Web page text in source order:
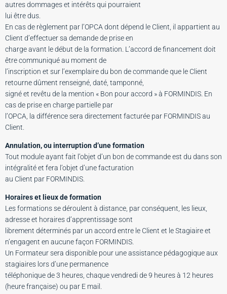
autres dommages et intérêts qui pourraient
lui être dus.
En cas de règlement par l’OPCA dont dépend le Client, il appartient au
Client d’effectuer sa demande de prise en
charge avant le début de la formation. L’accord de financement doit
être communiqué au moment de
l’inscription et sur l’exemplaire du bon de commande que le Client
retourne dûment renseigné, daté, tamponné,
signé et revêtu de la mention « Bon pour accord » à FORMINDIS. En
cas de prise en charge partielle par
l’OPCA, la différence sera directement facturée par FORMINDIS au
Client.
Annulation, ou interruption d’une formation
Tout module ayant fait l’objet d’un bon de commande est du dans son
intégralité et fera l’objet d’une facturation
au Client par FORMINDIS.
Horaires et lieux de formation
Les formations se déroulent à distance, par conséquent, les lieux,
adresse et horaires d’apprentissage sont
librement déterminés par un accord entre le Client et le Stagiaire et
n’engagent en aucune façon FORMINDIS.
Un Formateur sera disponible pour une assistance pédagogique aux
stagiaires lors d’une permanence
téléphonique de 3 heures, chaque vendredi de 9 heures à 12 heures
(heure française) ou par E mail.